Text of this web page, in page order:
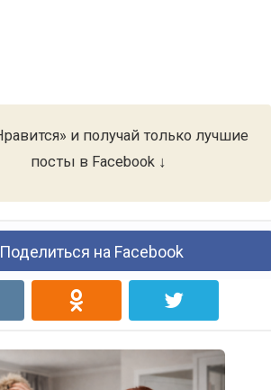
и получай только лучшие
посты в Facebook ↓
Поделиться на Facebook